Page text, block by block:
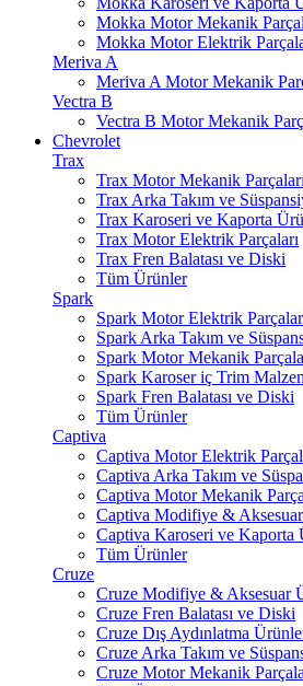
Mokka Motor Mekanik
Mokka Motor Elektrik
Meriva A
Meriva A Motor Mekanik
Vectra B
Vectra B Motor Mekanik
Chevrolet
Trax
Trax Motor Mekanik Parçaları
Trax Arka Takım ve
Trax Karoseri ve Kaporta
Trax Motor Elektrik Parçaları
Trax Fren Balatası ve Diski
Tüm Ürünler
Spark
Spark Motor Elektrik
Spark Arka Takım ve
Spark Motor Mekanik
Spark Karoser iç Trim
Spark Fren Balatası ve Diski
Tüm Ürünler
Captiva
Captiva Motor Elektrik
Captiva Arka Takım ve
Captiva Motor Mekanik
Captiva Modifiye &
Captiva Karoseri ve Kaporta
Tüm Ürünler
Cruze
Cruze Modifiye & Aksesuar
Cruze Fren Balatası ve Diski
Cruze Dış Aydınlatma
Cruze Arka Takım ve
Cruze Motor Mekanik